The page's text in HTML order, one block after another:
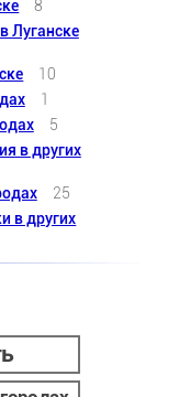
8
Луганске
10
1
5
в других
25
в других